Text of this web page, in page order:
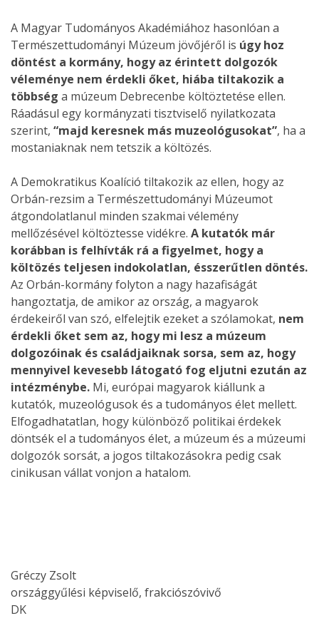
A Magyar Tudományos Akadémiához hasonlóan a
Természettudományi Múzeum jövőjéről is úgy hoz
döntést a kormány, hogy az érintett dolgozók
véleménye nem érdekli őket, hiába tiltakozik a
többség a múzeum Debrecenbe költöztetése ellen.
Ráadásul egy kormányzati tisztviselő nyilatkozata
szerint, “majd keresnek más muzeológusokat”, ha a
mostaniaknak nem tetszik a költözés.
A Demokratikus Koalíció tiltakozik az ellen, hogy az
Orbán-rezsim a Természettudományi Múzeumot
átgondolatlanul minden szakmai vélemény
mellőzésével költöztesse vidékre. A kutatók már
korábban is felhívták rá a figyelmet, hogy a
költözés teljesen indokolatlan, ésszerűtlen döntés.
Az Orbán-kormány folyton a nagy hazafiságát
hangoztatja, de amikor az ország, a magyarok
érdekeiről van szó, elfelejtik ezeket a szólamokat, nem
érdekli őket sem az, hogy mi lesz a múzeum
dolgozóinak és családjaiknak sorsa, sem az, hogy
mennyivel kevesebb látogató fog eljutni ezután az
intézménybe. Mi, európai magyarok kiállunk a
kutatók, muzeológusok és a tudományos élet mellett.
Elfogadhatatlan, hogy különböző politikai érdekek
döntsék el a tudományos élet, a múzeum és a múzeumi
dolgozók sorsát, a jogos tiltakozásokra pedig csak
cinikusan vállat vonjon a hatalom.
Gréczy Zsolt
országgyűlési képviselő, frakciószóvivő
DK